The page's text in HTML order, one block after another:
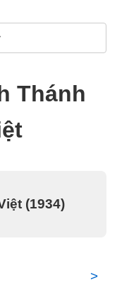
Thánh
(1934)
>